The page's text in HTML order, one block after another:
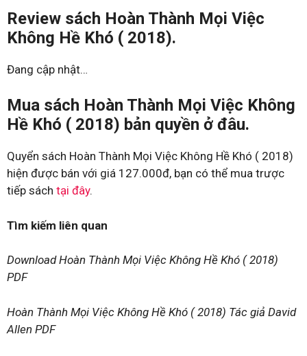
Review sách Hoàn Thành Mọi Việc
Không Hề Khó ( 2018).
Đang cập nhật…
Mua sách Hoàn Thành Mọi Việc Không
Hề Khó ( 2018) bản quyền ở đâu.
Quyển sách Hoàn Thành Mọi Việc Không Hề Khó ( 2018)
hiện được bán với giá 127.000đ, bạn có thể mua trược
tiếp sách tại đây.
Tìm kiếm liên quan
Download Hoàn Thành Mọi Việc Không Hề Khó ( 2018)
PDF
Hoàn Thành Mọi Việc Không Hề Khó ( 2018) Tác giả David
Allen PDF